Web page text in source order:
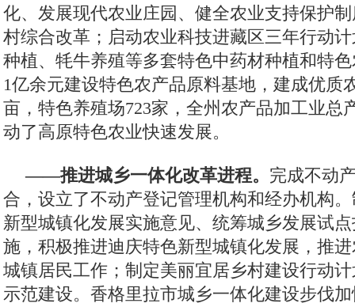
化、发展现代农业庄园、健全农业支持保护
村综合改革；启动农业科技进藏区三年行动
种植、牦牛养殖等多套特色中药材种植和特
1亿余元建设特色农产品原料基地，建成优质
亩，特色养殖场723家，全州农产品加工业总
动了高原特色农业快速发展。
——推进城乡一体化改革进程。 完成不动
合，设立了不动产登记管理机构和经办机构
新型城镇化发展实施意见、统筹城乡发展试
施，积极推进迪庆特色新型城镇化发展，推
城镇居民工作；制定美丽宜居乡村建设行动
示范建设。香格里拉市城乡一体化建设步伐